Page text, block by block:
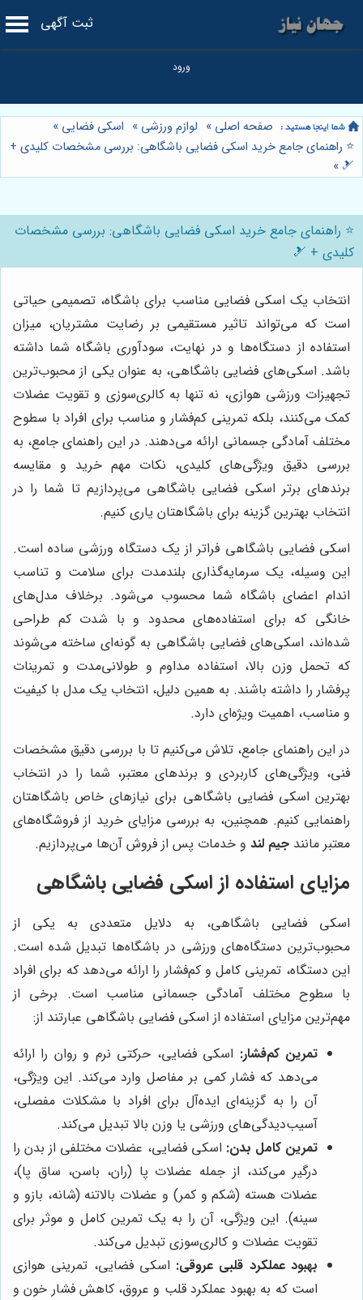
ثبت آگهی
صفحه اصلی » لوازم ورزشی » اسکی فضایی »
⭐️ راهنمای جامع خرید اسکی فضایی باشگاهی: بررسی مشخصات کلیدی +
🎿
»
⭐️ راهنمای جامع خرید اسکی فضایی باشگاهی: بررسی مشخصات
کلیدی + 🎿
انتخاب یک اسکی فضایی مناسب برای باشگاه، تصمیمی حیاتی
است که می‌تواند تاثیر مستقیمی بر رضایت مشتریان، میزان
استفاده از دستگاه‌ها و در نهایت، سودآوری باشگاه شما داشته
باشد. اسکی‌های فضایی باشگاهی، به عنوان یکی از محبوب‌ترین
تجهیزات ورزشی هوازی، نه تنها به کالری‌سوزی و تقویت عضلات
کمک می‌کنند، بلکه تمرینی کم‌فشار و مناسب برای افراد با سطوح
مختلف آمادگی جسمانی ارائه می‌دهند. در این راهنمای جامع، به
بررسی دقیق ویژگی‌های کلیدی، نکات مهم خرید و مقایسه
برندهای برتر اسکی فضایی باشگاهی می‌پردازیم تا شما را در
انتخاب بهترین گزینه برای باشگاهتان یاری کنیم.
اسکی فضایی باشگاهی فراتر از یک دستگاه ورزشی ساده است.
این وسیله، یک سرمایه‌گذاری بلندمدت برای سلامت و تناسب
اندام اعضای باشگاه شما محسوب می‌شود. برخلاف مدل‌های
خانگی که برای استفاده‌های محدود و با شدت کم طراحی
شده‌اند، اسکی‌های فضایی باشگاهی به گونه‌ای ساخته می‌شوند
که تحمل وزن بالا، استفاده مداوم و طولانی‌مدت و تمرینات
پرفشار را داشته باشند. به همین دلیل، انتخاب یک مدل با کیفیت
و مناسب، اهمیت ویژه‌ای دارد.
در این راهنمای جامع، تلاش می‌کنیم تا با بررسی دقیق مشخصات
فنی، ویژگی‌های کاربردی و برندهای معتبر، شما را در انتخاب
بهترین اسکی فضایی باشگاهی برای نیازهای خاص باشگاهتان
راهنمایی کنیم. همچنین، به بررسی مزایای خرید از فروشگاه‌های
معتبر مانند جیم لند و خدمات پس از فروش آن‌ها می‌پردازیم.
مزایای استفاده از اسکی فضایی باشگاهی
اسکی فضایی باشگاهی، به دلایل متعددی به یکی از
محبوب‌ترین دستگاه‌های ورزشی در باشگاه‌ها تبدیل شده است.
این دستگاه، تمرینی کامل و کم‌فشار را ارائه می‌دهد که برای افراد
با سطوح مختلف آمادگی جسمانی مناسب است. برخی از
مهم‌ترین مزایای استفاده از اسکی فضایی باشگاهی عبارتند از:
تمرین کم‌فشار: اسکی فضایی، حرکتی نرم و روان را ارائه
می‌دهد که فشار کمی بر مفاصل وارد می‌کند. این ویژگی،
آن را به گزینه‌ای ایده‌آل برای افراد با مشکلات مفصلی،
آسیب‌دیدگی‌های ورزشی یا وزن بالا تبدیل می‌کند.
تمرین کامل بدن: اسکی فضایی، عضلات مختلفی از بدن را
درگیر می‌کند، از جمله عضلات پا (ران، باسن، ساق پا)،
عضلات هسته (شکم و کمر) و عضلات بالاتنه (شانه، بازو و
سینه). این ویژگی، آن را به یک تمرین کامل و موثر برای
تقویت عضلات و کالری‌سوزی تبدیل می‌کند.
بهبود عملکرد قلبی عروقی: اسکی فضایی، تمرینی هوازی
است که به بهبود عملکرد قلب و عروق، کاهش فشار خون و